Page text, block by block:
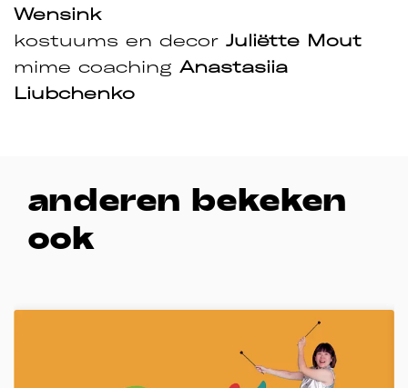
Wensink
kostuums en decor Juliëtte Mout
mime coaching Anastasiia
Liubchenko
anderen bekeken
ook